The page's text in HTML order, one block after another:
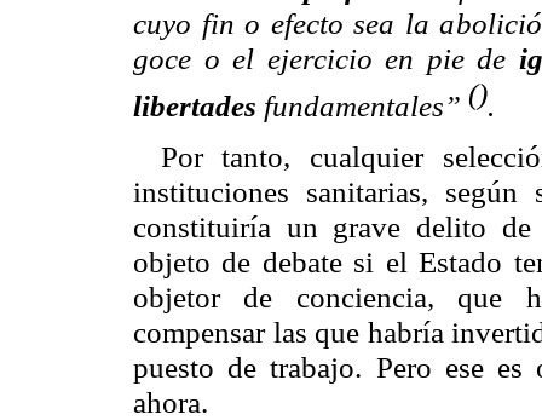
cuyo fin o efecto sea la
goce o el ejercicio en pie de
libertades fundamentales” ().
Por tanto, cualquier
instituciones sanitarias,
constituiría un grave delito
objeto de debate si el Estado
objetor de conciencia, que
compensar las que habría
puesto de trabajo. Pero ese
ahora.